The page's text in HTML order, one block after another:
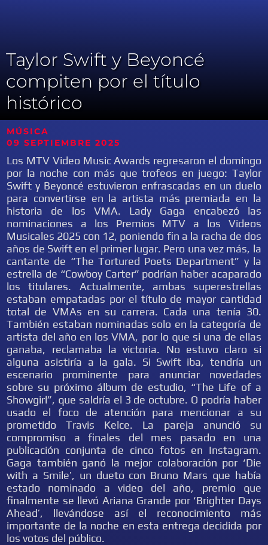
Taylor Swift y Beyoncé
compiten por el título
histórico
MÚSICA
09 SEPTIEMBRE 2025
Los MTV Video Music Awards regresaron el domingo
por la noche con más que trofeos en juego: Taylor
Swift y Beyoncé estuvieron enfrascadas en un duelo
para convertirse en la artista más premiada en la
historia de los VMA. Lady Gaga encabezó las
nominaciones a los Premios MTV a los Videos
Musicales 2025 con 12, poniendo fin a la racha de dos
años de Swift en el primer lugar. Pero una vez más, la
cantante de “The Tortured Poets Department” y la
estrella de “Cowboy Carter” podrían haber acaparado
los titulares. Actualmente, ambas superestrellas
estaban empatadas por el título de mayor cantidad
total de VMAs en su carrera. Cada una tenía 30.
También estaban nominadas solo en la categoría de
artista del año en los VMA, por lo que si una de ellas
ganaba, reclamaba la victoria. No estuvo claro si
alguna asistiría a la gala. Si Swift iba, tendría un
escenario prominente para anunciar novedades
sobre su próximo álbum de estudio, “The Life of a
Showgirl”, que saldría el 3 de octubre. O podría haber
usado el foco de atención para mencionar a su
prometido Travis Kelce. La pareja anunció su
compromiso a finales del mes pasado en una
publicación conjunta de cinco fotos en Instagram.
Gaga también ganó la mejor colaboración por ‘Die
with a Smile’, un dueto con Bruno Mars que había
estado nominado a video del año, premio que
finalmente se llevó Ariana Grande por ‘Brighter Days
Ahead’, llevándose así el reconocimiento más
importante de la noche en esta entrega decidida por
los votos del público.